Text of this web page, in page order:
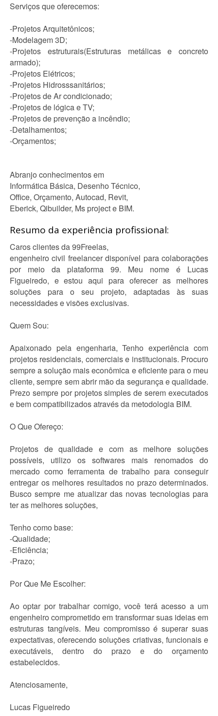
Serviços que oferecemos:
-Projetos Arquitetônicos;
-Modelagem 3D;
-Projetos estruturais(Estruturas metálicas e concreto
armado);
-Projetos Elétricos;
-Projetos Hidrosssanitários;
-Projetos de Ar condicionado;
-Projetos de lógica e TV;
-Projetos de prevenção a incêndio;
-Detalhamentos;
-Orçamentos;
Abranjo conhecimentos em
Informática Básica, Desenho Técnico,
Office, Orçamento, Autocad, Revit,
Eberick, Qibuilder, Ms project e BIM.
Resumo da experiência profissional:
Caros clientes da 99Freelas,
engenheiro civil freelancer disponível para colaborações
por meio da plataforma 99. Meu nome é Lucas
Figueiredo, e estou aqui para oferecer as melhores
soluções para o seu projeto, adaptadas às suas
necessidades e visões exclusivas.
Quem Sou:
Apaixonado pela engenharia, Tenho experiência com
projetos residenciais, comerciais e institucionais. Procuro
sempre a solução mais econômica e eficiente para o meu
cliente, sempre sem abrir mão da segurança e qualidade.
Prezo sempre por projetos simples de serem executados
e bem compatibilizados através da metodologia BIM.
O Que Ofereço:
Projetos de qualidade e com as melhore soluções
possíveis, utilizo os softwares mais renomados do
mercado como ferramenta de trabalho para conseguir
entregar os melhores resultados no prazo determinados.
Busco sempre me atualizar das novas tecnologias para
ter as melhores soluções,
Tenho como base:
-Qualidade;
-Eficiência;
-Prazo;
Por Que Me Escolher:
Ao optar por trabalhar comigo, você terá acesso a um
engenheiro comprometido em transformar suas ideias em
estruturas tangíveis. Meu compromisso é superar suas
expectativas, oferecendo soluções criativas, funcionais e
executáveis, dentro do prazo e do orçamento
estabelecidos.
Atenciosamente,
Lucas Figueiredo